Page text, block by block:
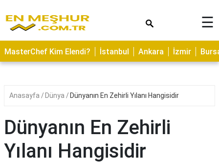
ASTROLOJİ
SAĞLIK
YERLER
BAKIMI
☰
MasterChef Kim Elendi? İstanbul Ankara İzmir
Anasayfa Dünya Dünyanın En Zehirli Yılanı Hangisidir
Dünyanın En Zehirli
Yılanı Hangisidir